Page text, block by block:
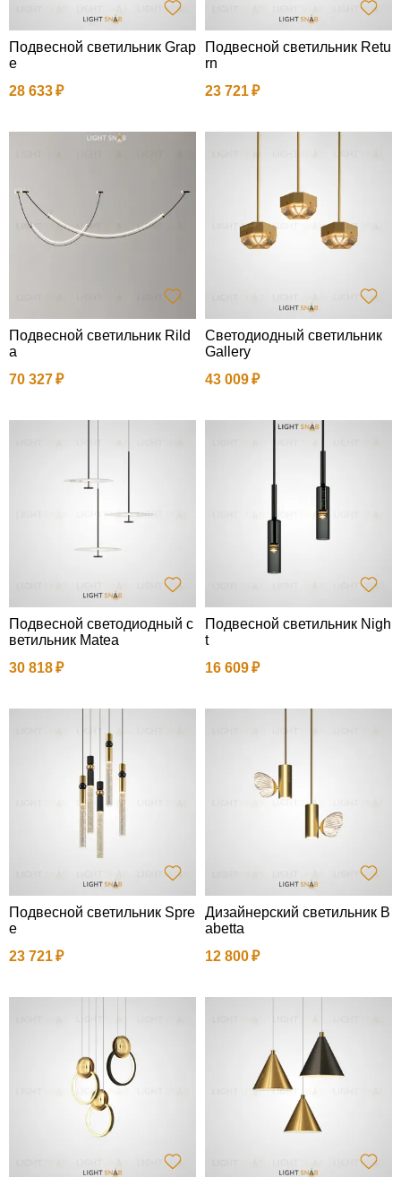
Подвесной светильник Grap
e
28 633
Подвесной светильник Retu
rn
23 721
Подвесной светильник Rild
a
70 327
Светодиодный светильник
Gallery
43 009
Подвесной светодиодный с
ветильник Matea
30 818
Подвесной светильник Nigh
t
16 609
Подвесной светильник Spre
e
23 721
Дизайнерский светильник B
abetta
12 800